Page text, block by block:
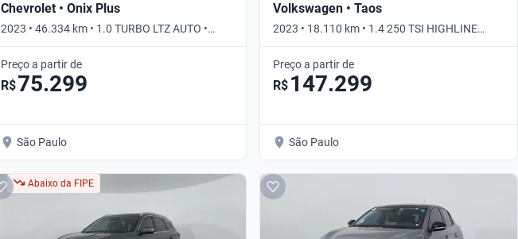
Chevrolet • Onix Plus
2023 • 46.334 km • 1.0 TURBO LTZ AUTO •
Automático
Preço a partir de
R$75.299
São Paulo
Volkswagen • Taos
2023 • 18.110 km • 1.4 250 TSI HIGHLINE
AUTO • Automático
Preço a partir de
R$ 147.299
São Paulo
Abaixo da FIPE